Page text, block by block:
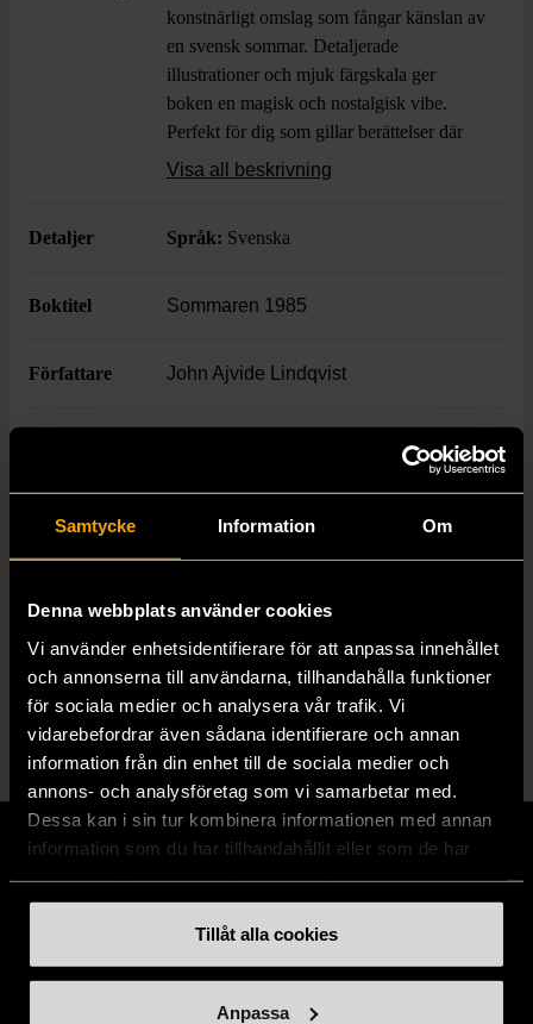
Samtycke Information Om
Denna webbplats använder cookies
Vi använder enhetsidentifierare för att anpassa innehållet
och annonserna till användarna, tillhandahålla funktioner
för sociala medier och analysera vår trafik. Vi
vidarebefordrar även sådana identifierare och annan
information från din enhet till de sociala medier och
annons- och analysföretag som vi samarbetar med.
Dessa kan i sin tur kombinera informationen med annan
information som du har tillhandahållit eller som de har
Tillåt alla cookies
Anpassa
konstnärligt omslag som fångar känslan av
en svensk sommar. Detaljerade
illustrationer och mjuk färgskala ger
boken en magisk och nostalgisk vibe.
Perfekt för dig som gillar berättelser där
relationer, äventyr och oväntade möten
Visa all beskrivning
Detaljer Språk: Svenska
Boktitel Sommaren 1985
Författare John Ajvide Lindqvist
Produkten är sparsamt använd, är av fin
förslitningar.
Läs mer om hur vi bedömer